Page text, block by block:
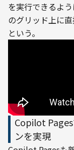
を実行できるよ
のグリッド上に
という。
Copilot
ンを実現